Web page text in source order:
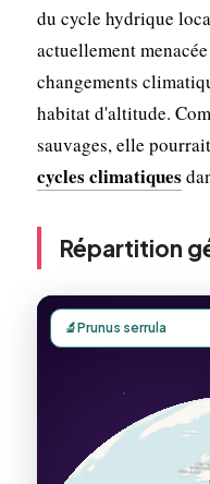
du cycle hydrique
actuellement
changements
habitat d'altitude.
sauvages, elle
cycles climatiques
Répartition